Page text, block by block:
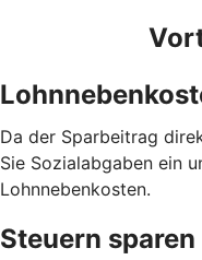
Da der Sparbeitrag
Sie Sozialabgaben ein
Lohnnebenkosten.
Steuern sparen